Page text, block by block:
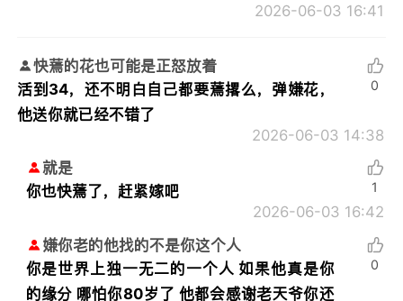
2026-06-03 16:41
快蔫的花也可能是正怒放着
活到34，还不明白自己都要蔫撂么，弹嫌花，
他送你就已经不错了
2026-06-03 14:38
0
就是
你也快蔫了，赶紧嫁吧
2026-06-03 16:42
1
嫌你老的他找的不是你这个人
你是世界上独一无二的一个人 如果他真是你
的缘分 哪怕你80岁了 他都会感谢老天爷你还
0